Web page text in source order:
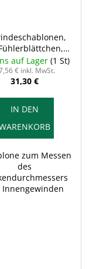
4824-12
auf Lager (1 St)
€ inkl. MwSt.
31,30 €
IN DEN
zum Messen
des
Innengewinden